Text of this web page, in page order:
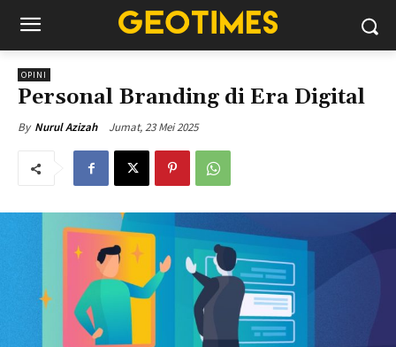
OPINI
Personal Branding di Era Digital
By Nurul Azizah Jumat, 23 Mei 2025